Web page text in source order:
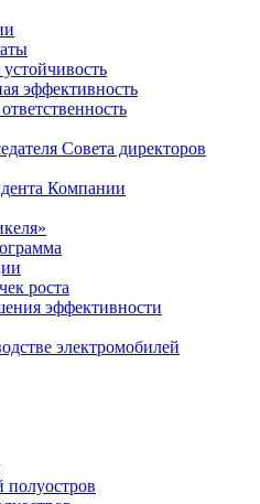
эффективность
Совета директоров
Компании
роста
эффективности
электромобилей